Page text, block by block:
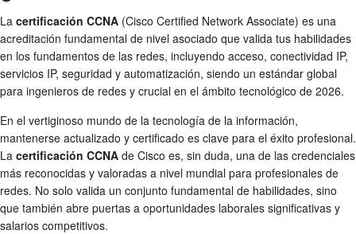
La certificación CCNA (Cisco Certified Network Associate) es una
acreditación fundamental de nivel asociado que valida tus habilidades
en los fundamentos de las redes, incluyendo acceso, conectividad IP,
servicios IP, seguridad y automatización, siendo un estándar global
para ingenieros de redes y crucial en el ámbito tecnológico de 2026.
En el vertiginoso mundo de la tecnología de la información,
mantenerse actualizado y certificado es clave para el éxito profesional.
La certificación CCNA de Cisco es, sin duda, una de las credenciales
más reconocidas y valoradas a nivel mundial para profesionales de
redes. No solo valida un conjunto fundamental de habilidades, sino
que también abre puertas a oportunidades laborales significativas y
salarios competitivos.